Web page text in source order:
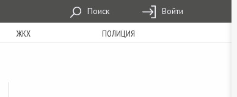
Поиск Войти
ЖКХ ПОЛИЦИЯ